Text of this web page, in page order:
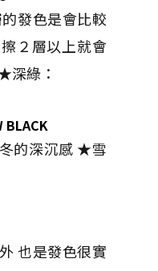
發色是會比較
２層以上就會
深綠：
BLACK
的深沉感 ★雪
也是發色很實